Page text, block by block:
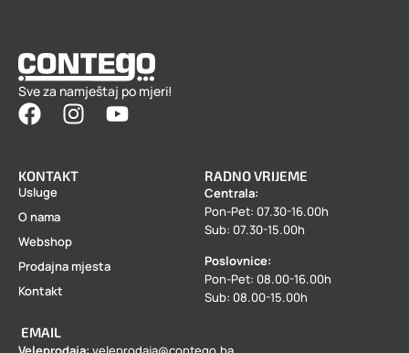
Sve za namještaj po mjeri!
KONTAKT
Usluge
O nama
Webshop
Prodajna mjesta
Kontakt
EMAIL
RADNO VRIJEME
Centrala:
Pon-Pet: 07.30-16.00h
Sub: 07.30-15.00h
Poslovnice:
Pon-Pet: 08.00-16.00h
Sub: 08.00-15.00h